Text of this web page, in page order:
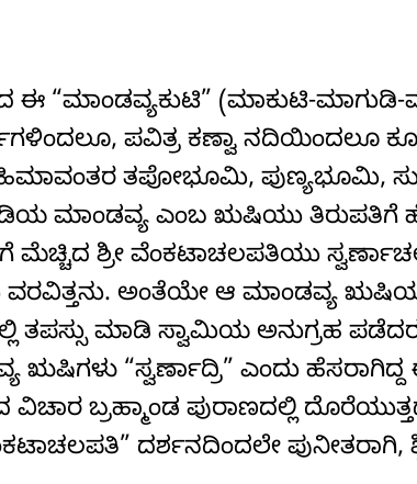
ಈ “ಮಾಂಡವ್ಯಕುಟಿ” (ಮಾಕುಟಿ-
ಪವಿತ್ರ ಕಣ್ವಾ ನದಿಯಿಂದಲೂ
ತಪೋಭೂಮಿ, ಪುಣ್ಯಭೂಮಿ,
ಮಾಂಡವ್ಯ ಎಂಬ ಋಷಿಯು ತಿರುಪತಿಗೆ ಹೋಗಿ
ಮೆಚ್ಚಿದ ಶ್ರೀ ವೆಂಕಟಾಚಲಪತಿಯು
ವರವಿತ್ತನು. ಅಂತೆಯೇ ಆ ಮಾಂಡವ್ಯ
ತಪಸ್ಸು ಮಾಡಿ ಸ್ವಾಮಿಯ ಅನುಗ್ರಹ
ಋಷಿಗಳು “ಸ್ವರ್ಣಾದ್ರಿ” ಎಂದು
ವಿಚಾರ ಬ್ರಹ್ಮಾಂಡ ಪುರಾಣದಲ್ಲಿ
ದರ್ಶನದಿಂದಲೇ ಪುನೀತರಾಗಿ,